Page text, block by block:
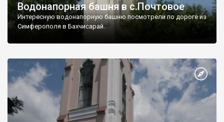
Водонапорная башня в с.Почтовое
Интересную водонапорную башню посмотрели по дороге из
Симферополя в Бахчисарай.